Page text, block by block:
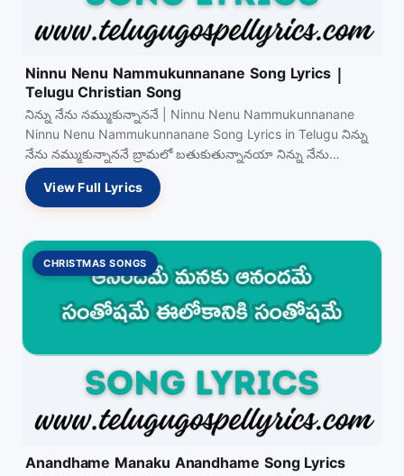
Ninnu Nenu Nammukunnanane Song Lyrics |
Telugu Christian Song
నిన్ను నేను నమ్ముకున్నాననే | Ninnu Nenu Nammukunnanane
Ninnu Nenu Nammukunnanane Song Lyrics in Telugu నిన్ను
నేను నమ్ముకున్నాననే బ్రామలో బతుకుతున్నానయా నిన్ను నేను
అమ్ముకునే Read more…
View Full Lyrics
CHRISTMAS SONGS
Anandhame Manaku Anandhame Song Lyrics